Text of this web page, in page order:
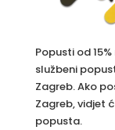
Popusti od
službeni
Zagreb. Ako
Zagreb, vidjet
popusta.